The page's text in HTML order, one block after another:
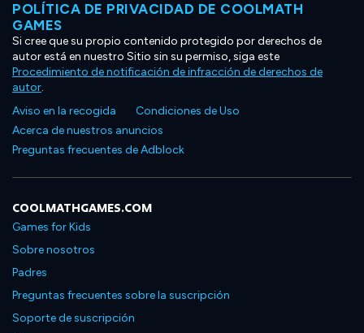
POLÍTICA DE PRIVACIDAD DE COOLMATH
GAMES
Si cree que su propio contenido protegido por derechos de
autor está en nuestro Sitio sin su permiso, siga este
Procedimiento de notificación de infracción de derechos de
autor.
Aviso en la recogida
Condiciones de Uso
Acerca de nuestros anuncios
Preguntas frecuentes de Adblock
COOLMATHGAMES.COM
Games for Kids
Sobre nosotros
Padres
Preguntas frecuentes sobre la suscripción
Soporte de suscripción